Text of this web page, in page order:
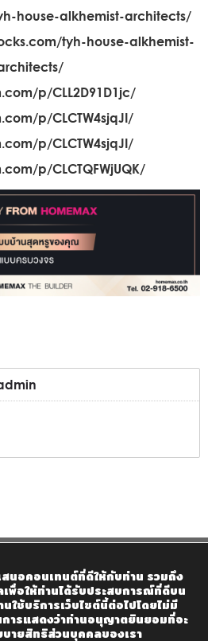
house-alkhemist-architects/
tyh-house-alkhemist-
p/CLL2D91D1jc/
p/CLCTW4sjqJI/
p/CLCTW4sjqJI/
p/CLCTQFWjUQK/
สนอคอนเทนต์ที่ดีให้กับท่าน รวมถึง
พื่อให้ท่านได้รับประสบการณ์ที่ดีบน
ใช้บริการเว็บไซต์นี้ต่อไปโดยไม่มี
การแสดงว่าท่านอนุญาตยินยอมที่จะ
ายสิทธิส่วนบุคคลของเรา